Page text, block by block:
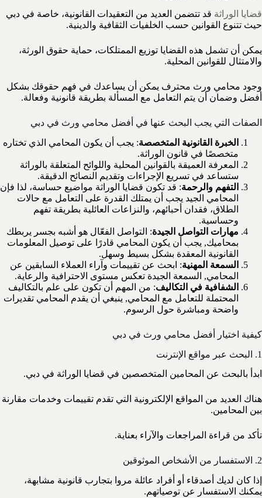
قضايا الوراثة قد تتضمن العديد من التعقيدات القانونية، خاصة في دبي
حيث تتنوع القوانين حسب الخلفيات الثقافية والدينية.
يمكن أن تشمل هذه القضايا توزيع الممتلكات، حماية حقوق الورثة،
والامتثال للقوانين المحلية.
وجود محامي ورث محترف يمكن أن يساعدك في فهم حقوقك بشكل
أفضل وضمان أن يتم التعامل مع المسألة بطريقة قانونية وفعالة.
الصفات التي يجب البحث عنها في أفضل محامي ورث في دبي
الخبرة القانونية المتخصصة: يجب أن يكون المحامي الذي تختاره
متخصصًا في قانون الوراثة.
المعرفة العميقة بالقوانين المحلية واللوائح المتعلقة بالوراثة
ستساعد في تسريع الإجراءات وتقديم النصائح الدقيقة.
التفهم والرحمة: قد تكون قضايا الوراثة مواضيع حساسة، لذا فإن
المحامي الجيد يجب أن يمتلك القدرة على التعامل مع حالات
الطلاق، فقدان أحبائهم، والنزاعات العائلية بطريقة تفهم
وحساسية.
مهارات التواصل الجيدة: التواصل الفعّال هو أشبه بجسر يربطك
بمحاميك, يجب أن يكون المحامي قادرًا على توصيل المعلومات
القانونية المعقدة بشكل بسيط وسهل.
السمعة المهنية: ابحث عن تقييمات وآراء العملاء السابقين عن
المحامي, السمعة الجيدة تعكس مستوى الاحترافية والرعاية.
الشفافية في التكاليف: من المهم أن تكون على علم بالتكاليف
المحتملة للتعامل مع المحامي, ينبغي أن يقدم المحامي تقديرات
واضحة ومباشرة حول الرسوم.
كيفية اختيار أفضل محامي ورث في دبي
1. البحث عبر مواقع الإنترنت
ابدأ بالبحث عن المحامين المتخصصين في قضايا الوراثة في دبي.
هناك العديد من المواقع الإلكترونية التي تقدم تقييمات وخدمات مقارنة
بين المحامين.
تأكد من قراءة المراجعات والآراء بعناية.
2. الاستفسار من الأشخاص الموثوقين
إذا كان لديك أصدقاء أو أفراد عائلة مروا بتجارب قانونية مشابهة،
يمكنك الاستفسار عن توصياتهم.